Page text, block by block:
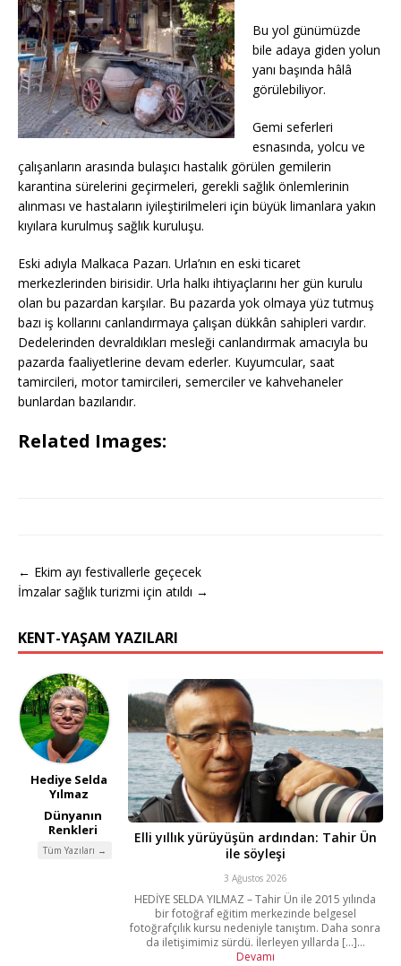
Bu yol günümüzde
bile adaya giden yolun
yanı başında hâlâ
görülebiliyor.
Gemi seferleri
esnasında, yolcu ve
çalışanların arasında bulaşıcı hastalık görülen gemilerin
karantina sürelerini geçirmeleri, gerekli sağlık önlemlerinin
alınması ve hastaların iyileştirilmeleri için büyük limanlara yakın
kıyılara kurulmuş sağlık kuruluşu.
Eski adıyla Malkaca Pazarı. Urla’nın en eski ticaret
merkezlerinden birisidir. Urla halkı ihtiyaçlarını her gün kurulu
olan bu pazardan karşılar. Bu pazarda yok olmaya yüz tutmuş
bazı iş kollarını canlandırmaya çalışan dükkân sahipleri vardır.
Dedelerinden devraldıkları mesleği canlandırmak amacıyla bu
pazarda faaliyetlerine devam ederler. Kuyumcular, saat
tamircileri, motor tamircileri, semerciler ve kahvehaneler
bunlardan bazılarıdır.
Related Images:
← Ekim ayı festivallerle geçecek
İmzalar sağlık turizmi için atıldı →
KENT-YAŞAM YAZILARI
Hediye Selda
Yılmaz
Dünyanın
Renkleri
Tüm Yazıları →
Elli yıllık yürüyüşün ardından: Tahir Ün
ile söyleşi
3 Ağustos 2026
HEDİYE SELDA YILMAZ – Tahir Ün ile 2015 yılında
bir fotoğraf eğitim merkezinde belgesel
fotoğrafçılık kursu nedeniyle tanıştım. Daha sonra
da iletişimimiz sürdü. İlerleyen yıllarda [...]...
Devamı